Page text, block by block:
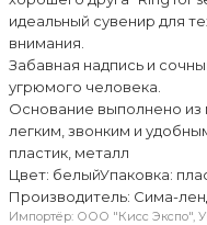
идеальный сувенир для
внимания.
Забавная надпись и
угрюмого человека.
Основание выполнено из
легким, звонким и
пластик, металл
Цвет: белыйУпаковка:
Производитель: Сима-
Импортёр: ООО "Кисс Экспо",